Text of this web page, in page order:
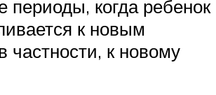
периоды, когда ребенок
к новым
частности, к новому